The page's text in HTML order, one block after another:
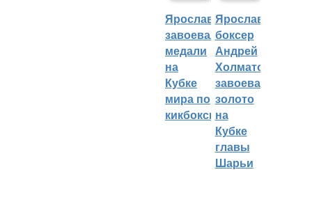
Ярославцы
завоевали
медали
на
Кубке
мира по
кикбоксингу
Ярославский
боксер
Андрей
Холматов
завоевал
золото
на
Кубке
главы
Шарьи